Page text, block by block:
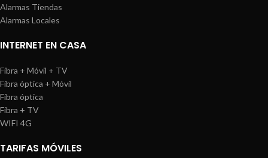
Alarmas Tiendas
Alarmas Locales
INTERNET EN CASA
Fibra + Móvil + TV
Fibra óptica + Móvil
Fibra óptica
Fibra + TV
WIFI 4G
TARIFAS MÓVILES